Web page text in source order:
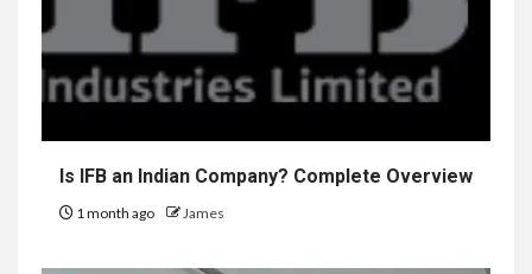
Is IFB an Indian Company? Complete Overview
1 month ago James